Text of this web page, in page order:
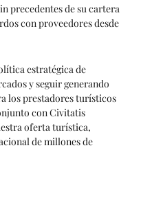
estratégica de
y seguir generando
los prestadores turísticos
con Civitatis
oferta turística,
de millones de